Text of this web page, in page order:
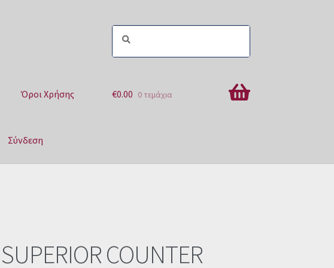
Όροι Χρήσης
Σύνδεση
€0.00 0 τεμάχια
SUPERIOR COUNTER